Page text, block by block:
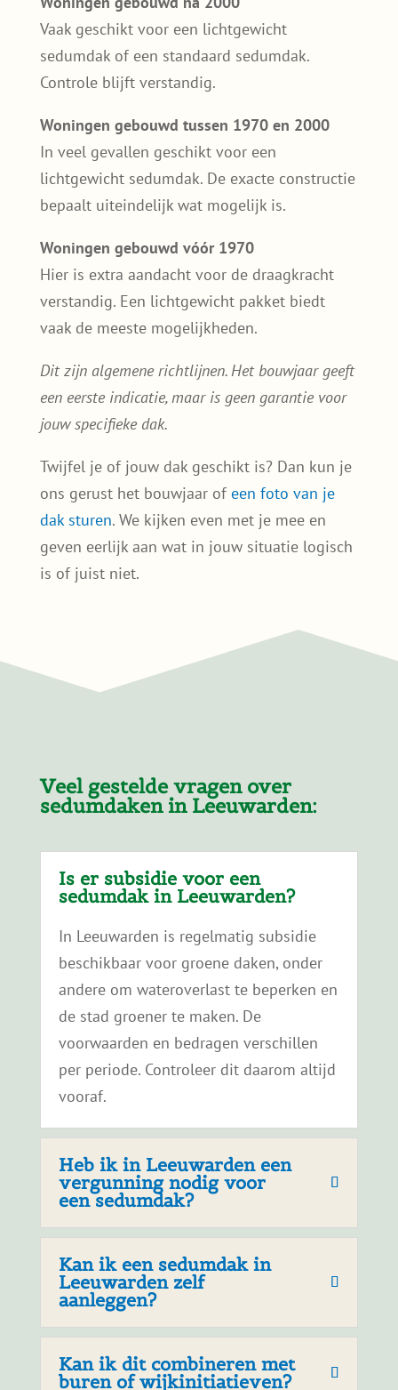
vaak de meeste mogelijkheden.
Dit zijn algemene richtlijnen. Het bouwjaar geeft
een eerste indicatie, maar is geen garantie voor
jouw specifieke dak.
Twijfel je of jouw dak geschikt is? Dan kun je
ons gerust het bouwjaar of een foto van je
dak sturen. We kijken even met je mee en
geven eerlijk aan wat in jouw situatie logisch
is of juist niet.
Veel gestelde vragen over
sedumdaken in Leeuwarden:
Is er subsidie voor een
In Leeuwarden is regelmatig subsidie
beschikbaar voor groene daken, onder
andere om wateroverlast te beperken en
vooraf.
vergunning nodig voor
een sedumdak?
Kan ik een sedumdak in
Leeuwarden zelf
aanleggen?
Kan ik dit combineren met
buren of wijkinitiatieven?